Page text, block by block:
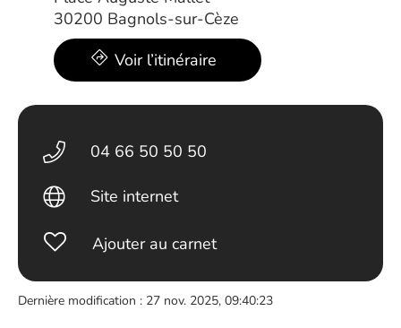
30200 Bagnols-sur-Cèze
Voir l’itinéraire
04 66 50 50 50
Site internet
Ajouter au carnet
Dernière modification : 27 nov. 2025, 09:40:23